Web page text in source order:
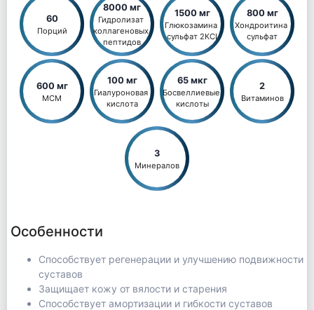
60
Порций
8000 мг
Гидролизат
коллагеновых
пептидов
1500 мг
Глюкозамина
сульфат 2КСІ
800 мг
Хондроитина
сульфат
600 мг
МСМ
100 мг
Гиалуроновая
кислота
65 мкг
Босвеллиевые
кислоты
2
Витаминов
3
Минералов
Особенности
Способствует регенерации и улучшению подвижности
суставов
Защищает кожу от вялости и старения
Способствует амортизации и гибкости суставов